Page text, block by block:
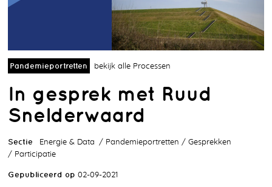
Pandemieportretten bekijk alle Processen
In gesprek met Ruud
Snelderwaard
Sectie Energie & Data Pandemieportretten
Gesprekken
Participatie
Gepubliceerd op 02-09-2021